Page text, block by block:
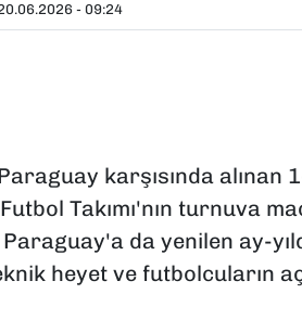
- 09:24
karşısında alınan
Takımı'nın turnuva
da yenilen ay-
heyet ve futbolcuların